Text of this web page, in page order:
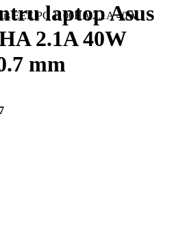
laptop Asus
2.1A 40W
mm